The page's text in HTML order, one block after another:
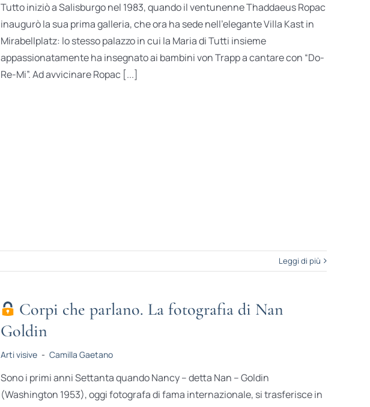
Tutto iniziò a Salisburgo nel 1983, quando il ventunenne Thaddaeus Ropac
inaugurò la sua prima galleria, che ora ha sede nell’elegante Villa Kast in
Mirabellplatz: lo stesso palazzo in cui la Maria di Tutti insieme
appassionatamente ha insegnato ai bambini von Trapp a cantare con “Do-
Re-Mi”. Ad avvicinare Ropac [...]
Leggi di più
Corpi che parlano. La fotografia di Nan
Goldin
Arti visive - Camilla Gaetano
Sono i primi anni Settanta quando Nancy – detta Nan – Goldin
(Washington 1953), oggi fotografa di fama internazionale, si trasferisce in